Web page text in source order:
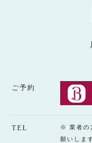
ご予約
TEL
※ 業者の
願いしま